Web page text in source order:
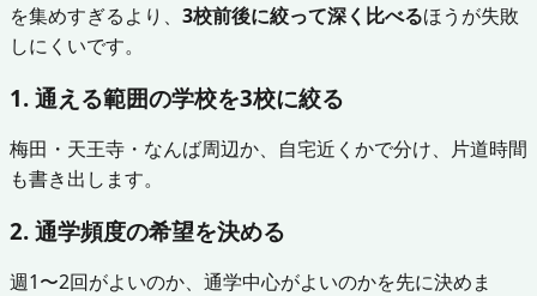
を集めすぎるより、 3校前後に絞って深く比べるほうが失敗
しにくいです。
1. 通える範囲の学校を3校に絞る
梅田・天王寺・なんば周辺か、自宅近くかで分け、片道時間
も書き出します。
2. 通学頻度の希望を決める
週1〜2回がよいのか、通学中心がよいのかを先に決めま